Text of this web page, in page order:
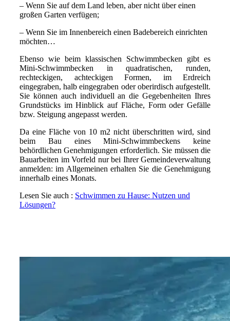
– Wenn Sie auf dem Land leben, aber nicht über einen
großen Garten verfügen;
– Wenn Sie im Innenbereich einen Badebereich einrichten
möchten…
Ebenso wie beim klassischen Schwimmbecken gibt es
Mini-Schwimmbecken in quadratischen, runden,
rechteckigen, achteckigen Formen, im Erdreich
eingegraben, halb eingegraben oder oberirdisch aufgestellt.
Sie können auch individuell an die Gegebenheiten Ihres
Grundstücks im Hinblick auf Fläche, Form oder Gefälle
bzw. Steigung angepasst werden.
Da eine Fläche von 10 m2 nicht überschritten wird, sind
beim Bau eines Mini-Schwimmbeckens keine
behördlichen Genehmigungen erforderlich. Sie müssen die
Bauarbeiten im Vorfeld nur bei Ihrer Gemeindeverwaltung
anmelden: im Allgemeinen erhalten Sie die Genehmigung
innerhalb eines Monats.
Lesen Sie auch : Schwimmen zu Hause: Nutzen und
Lösungen?